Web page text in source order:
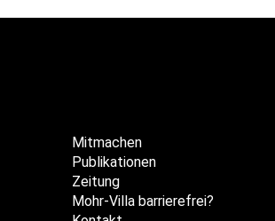
Mitmachen
Publikationen
Zeitung
Mohr-Villa barrierefrei?